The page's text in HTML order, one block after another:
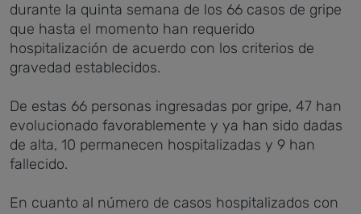
durante la quinta semana de los 66 casos de gripe
que hasta el momento han requerido
hospitalización de acuerdo con los criterios de
gravedad establecidos.
De estas 66 personas ingresadas por gripe, 47 han
evolucionado favorablemente y ya han sido dadas
de alta, 10 permanecen hospitalizadas y 9 han
fallecido.
En cuanto al número de casos hospitalizados con